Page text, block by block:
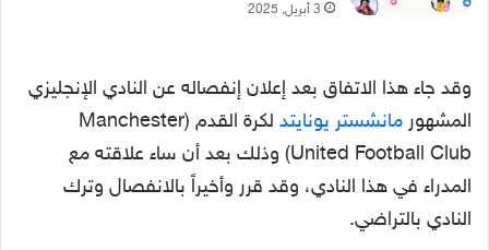
3 أبريل, 2025
وقد جاء هذا الاتفاق بعد إعلان إنفصاله عن النادي الإنجليزي
المشهور مانشستر يونايتد
لكرة القدم (Manchester
United Football Club) وذلك بعد أن ساء علاقته مع
المدراء في هذا النادي، وقد قرر وأخيراً بالانفصال وترك
النادي بالتراضي.